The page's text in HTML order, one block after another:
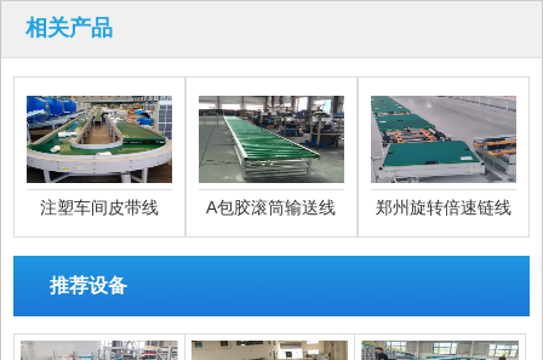
相关产品
注塑车间皮带线 A包胶滚筒输送线 郑州旋转倍速链线
推荐设备